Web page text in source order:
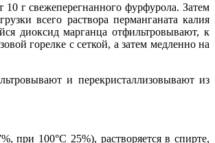
г свежеперегнанного фурфурола. Затем
всего раствора перманганата калия
диоксид марганца отфильтровывают, к
горелке с сеткой, а затем медленно на
и перекристаллизовывают из
при 100°С 25%), растворяется в спирте,